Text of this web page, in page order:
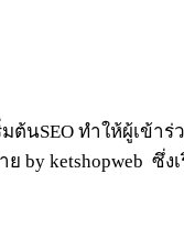
นSEO ทำให้ผู้เข้
ketshopweb ซึ่ง